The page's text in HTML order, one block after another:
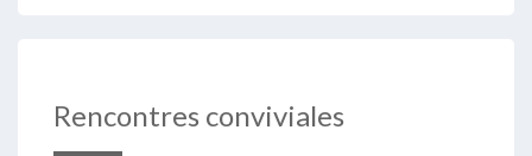
Rencontres conviviales